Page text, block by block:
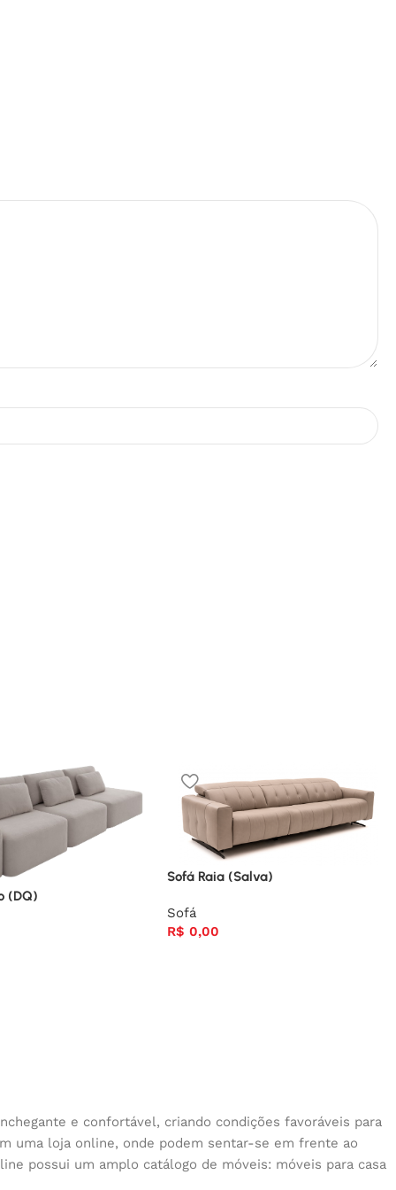
(DQ)
Sofá Raia (Salva)
Sofá
R$ 0,00
e confortável, criando condições favoráveis para
uma loja online, onde podem sentar-se em frente ao
possui um amplo catálogo de móveis: móveis para casa